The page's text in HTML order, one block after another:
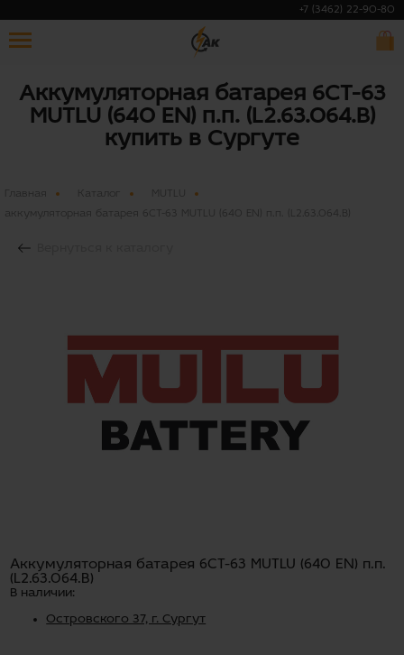
+7 (3462) 22-90-80
Аккумуляторная батарея 6СТ-63
MUTLU (640 EN) п.п. (L2.63.064.В)
купить в Сургуте
Главная
аккумуляторная батарея 6СТ-63 MUTLU (640 EN) п.п. (L2.63.064.В)
Аккумуляторная батарея 6СТ-63 MUTLU (640 EN) п.п.
(L2.63.064.В)
В наличии:
Островского 37, г. Сургут